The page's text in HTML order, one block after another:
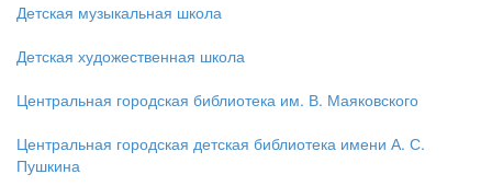
Детская музыкальная школа
Детская художественная школа
Центральная городская библиотека им. В. Маяковского
Центральная городская детская библиотека имени А. С.
Пушкина